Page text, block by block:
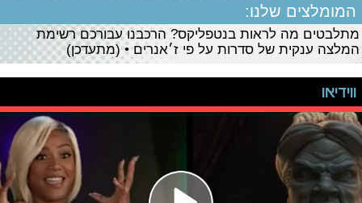
המומלצים שלנו:
מתלבטים מה לראות בנטפליקס? הרכבנו עבורכם רשימת
המלצה ענקית של סדרות על פי ז׳אנרים • (מתעדכן)
ווידיאו